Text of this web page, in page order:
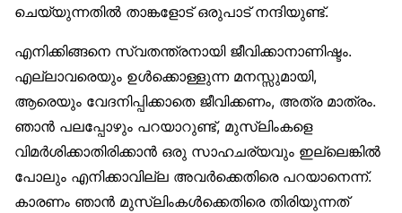
ചെയ്യുന്നതിൽ താങ്കളോട് ഒരുപാട് നന്ദിയുണ്ട്.
എനിക്കിങ്ങനെ സ്വതന്ത്രനായി ജീവിക്കാനാണിഷ്ടം.
എല്ലാവരെയും ഉൾക്കൊള്ളുന്ന മനസ്സുമായി,
ആരെയും വേദനിപ്പിക്കാതെ ജീവിക്കണം, അത്ര മാത്രം.
ഞാൻ പലപ്പോഴും പറയാറുണ്ട്, മുസ്‌ലിംകളെ
വിമർശിക്കാതിരിക്കാൻ ഒരു സാഹചര്യവും ഇല്ലെങ്കിൽ
പോലും എനിക്കാവില്ല അവർക്കെതിരെ പറയാനെന്ന്.
കാരണം ഞാൻ മുസ്‌ലിംകൾക്കെതിരെ തിരിയുന്നത്